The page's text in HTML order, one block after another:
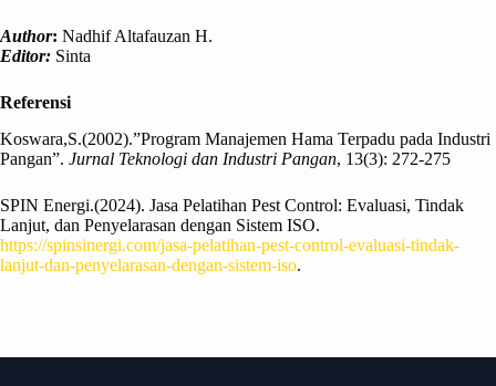
Author: Nadhif Altafauzan H.
Editor: Sinta
Referensi
Koswara,S.(2002).”Program Manajemen Hama Terpadu pada Industri
Pangan”. Jurnal Teknologi dan Industri Pangan, 13(3): 272-275
SPIN Energi.(2024). Jasa Pelatihan Pest Control: Evaluasi, Tindak
Lanjut, dan Penyelarasan dengan Sistem ISO.
https://spinsinergi.com/jasa-pelatihan-pest-control-evaluasi-tindak-
lanjut-dan-penyelarasan-dengan-sistem-iso.